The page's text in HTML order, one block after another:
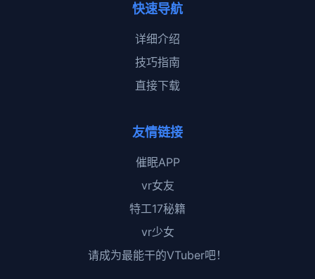
快速导航
详细介绍
技巧指南
直接下载
友情链接
催眠APP
vr女友
特工17秘籍
vr少女
请成为最能干的VTuber吧！